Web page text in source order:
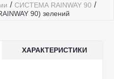
/ СИСТЕМА RAINWAY 90 /
90) зелений
ХАРАКТЕРИСТИКИ